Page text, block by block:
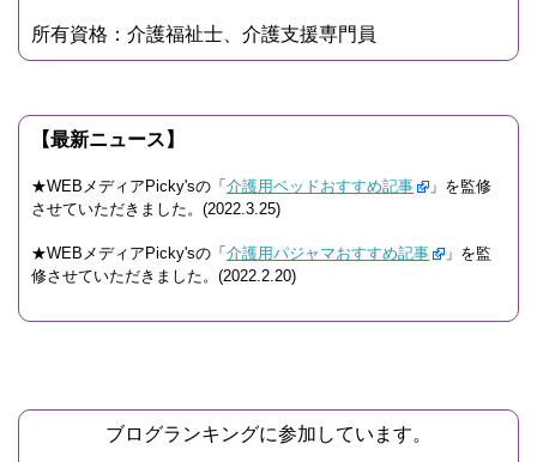
所有資格：介護福祉士、介護支援専門員
【最新ニュース】
★WEBメディアPicky'sの「 介護用ベッドおすすめ記事
」を監修
させていただきました。(2022.3.25)
★WEBメディアPicky'sの「 介護用パジャマおすすめ記事
」を監
修させていただきました。(2022.2.20)
ブログランキングに参加しています。